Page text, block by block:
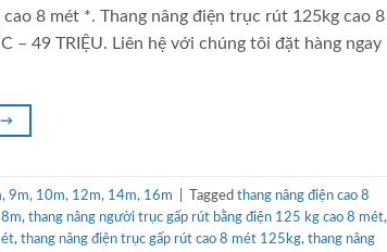
8 mét *. Thang nâng điện trục rút 125kg cao 8
– 49 TRIỆU. Liên hệ với chúng tôi đặt hàng ngay
→
9m, 10m, 12m, 14m, 16m Tagged thang nâng điện cao 8
, thang nâng người trục gấp rút bằng điện 125 kg cao 8 mét,
, thang nâng điện trục gấp rút cao 8 mét 125kg, thang nâng